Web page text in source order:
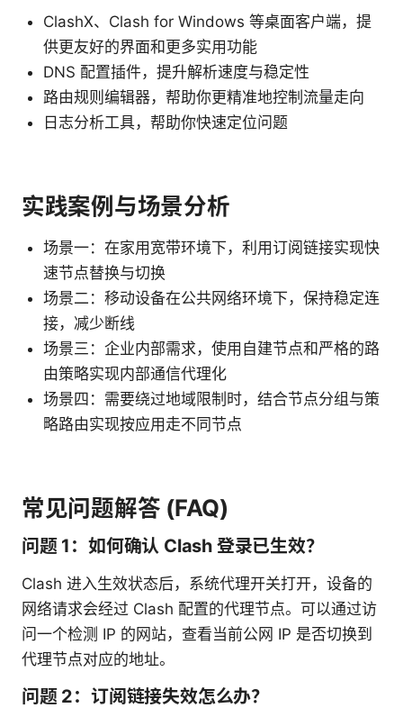
ClashX、Clash for Windows 等桌面客户端，提
供更友好的界面和更多实用功能
DNS 配置插件，提升解析速度与稳定性
路由规则编辑器，帮助你更精准地控制流量走向
日志分析工具，帮助你快速定位问题
实践案例与场景分析
场景一：在家用宽带环境下，利用订阅链接实现快
速节点替换与切换
场景二：移动设备在公共网络环境下，保持稳定连
接，减少断线
场景三：企业内部需求，使用自建节点和严格的路
由策略实现内部通信代理化
场景四：需要绕过地域限制时，结合节点分组与策
略路由实现按应用走不同节点
常见问题解答 (FAQ)
问题 1：如何确认 Clash 登录已生效？
Clash 进入生效状态后，系统代理开关打开，设备的
网络请求会经过 Clash 配置的代理节点。可以通过访
问一个检测 IP 的网站，查看当前公网 IP 是否切换到
代理节点对应的地址。
问题 2：订阅链接失效怎么办？